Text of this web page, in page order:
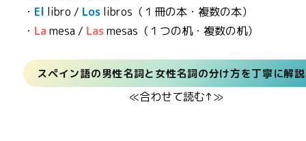
・ El libro / Los libros（１冊の本・複数の本）
・ Lamesa / Las mesas（１つの机・複数の机）
スペイン語の男性名詞と女性名詞の分け方を丁寧に解
≪合わせて読む↑≫